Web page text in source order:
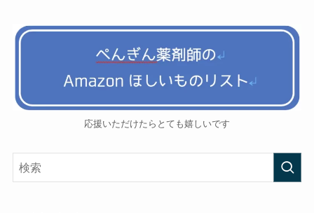
応援いただけたらとても嬉しいです